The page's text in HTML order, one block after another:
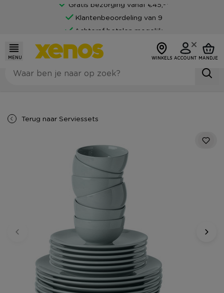
Gratis bezorging vanaf €45,-*
Klantenbeoordeling van 9
Achteraf betalen mogelijk
MENU WINKELS ACCOUNT MANDJE
Terug naar Serviessets